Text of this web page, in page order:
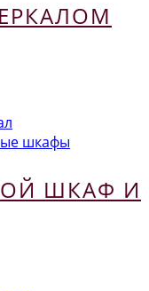
шкафы
ШКАФ И